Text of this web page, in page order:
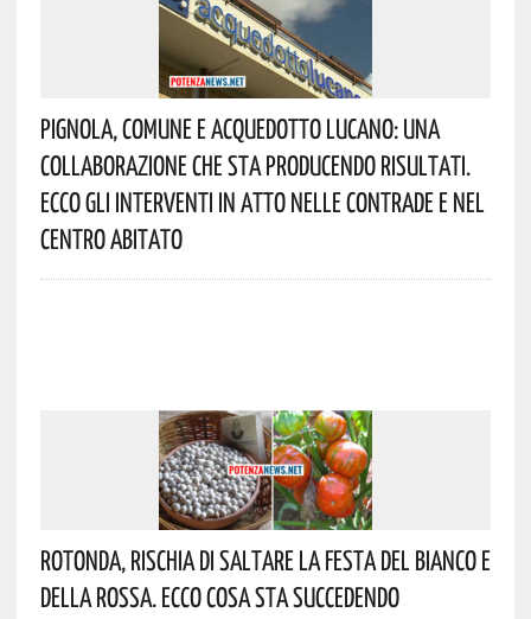
Pignola, Comune E Acquedotto Lucano: Una
Collaborazione Che Sta Producendo Risultati.
Ecco Gli Interventi In Atto Nelle Contrade E Nel
Centro Abitato
Rotonda, Rischia Di Saltare La Festa Del Bianco E
Della Rossa. Ecco Cosa Sta Succedendo